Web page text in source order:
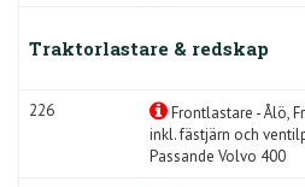
Traktorlastare & redskap
226
Frontlastare - Ålö,
inkl. fästjärn och
Passande Volvo 400